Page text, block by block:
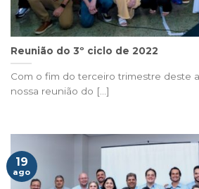
Reunião do 3º ciclo de 2022
Com o fim do terceiro trimestre deste
nossa reunião do [...]
19
ago